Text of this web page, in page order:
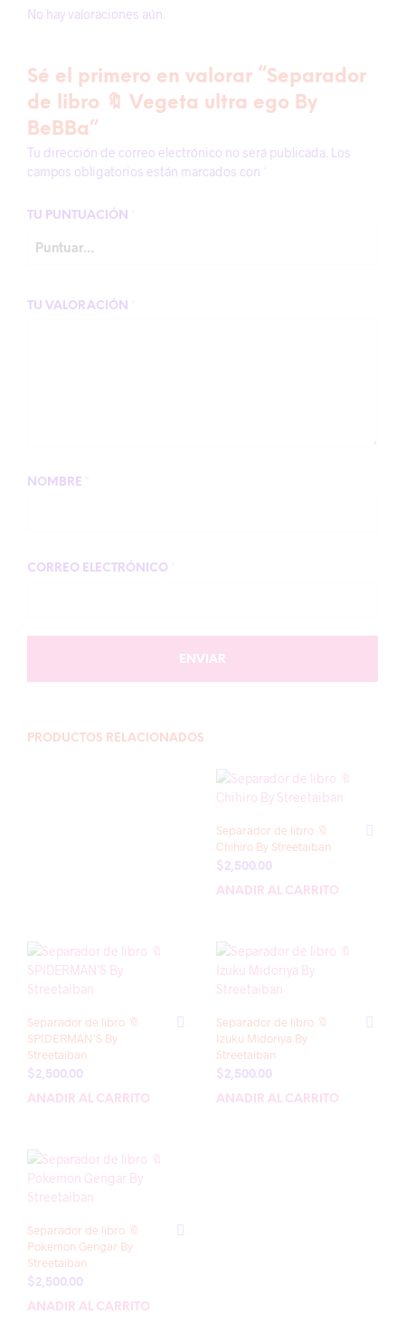
No hay valoraciones aún.
Sé el primero en valorar “Separador
de libro 🔖 Vegeta ultra ego By
BeBBa”
Tu dirección de correo electrónico no será publicada. Los
campos obligatorios están marcados con
TU PUNTUACIÓN
TU VALORACIÓN
NOMBRE
CORREO ELECTRÓNICO
PRODUCTOS RELACIONADOS
Separador de libro 🔖
Chihiro By Streetaiban
$2,500.00
AÑADIR AL CARRITO
Separador de libro 🔖
SPIDERMAN’S By
Streetaiban
$2,500.00
AÑADIR AL CARRITO
Separador de libro 🔖
Izuku Midoriya By
Streetaiban
$2,500.00
AÑADIR AL CARRITO
Separador de libro 🔖
Pokemon Gengar By
Streetaiban
$2,500.00
AÑADIR AL CARRITO